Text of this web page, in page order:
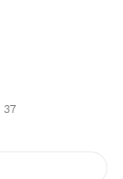
37